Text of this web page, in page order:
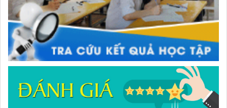
đảm điều kiện cho năm học mới
Huy động gần 470 triệu đồng từ phong trào “Trường giúp
trường”
Thí sinh đạt 28,5 điểm xét tuyển nhưng ôm mẹ khóc vì lý do
này...
nguồn”